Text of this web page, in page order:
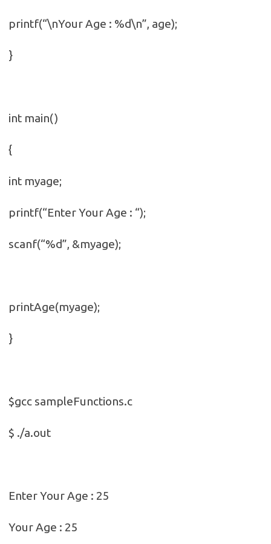
printf(“\nYour Age : %d\n”, age);
}
int main()
{
int myage;
printf(“Enter Your Age : “);
scanf(“%d”, &myage);
printAge(myage);
}
$gcc sampleFunctions.c
$ ./a.out
Enter Your Age : 25
Your Age : 25